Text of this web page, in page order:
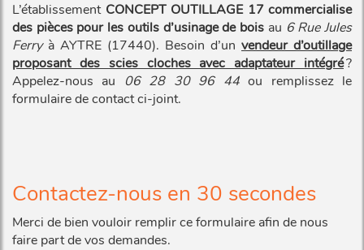
L’établissement CONCEPT OUTILLAGE 17 commercialise
des pièces pour les outils d’usinage de bois au 6 Rue Jules
Ferryà AYTRE (17440). Besoin d’un vendeur d’outillage
proposant des scies cloches avec adaptateur intégré?
Appelez-nous au 06 28 30 96 44ou remplissez le
formulaire de contact ci-joint.
Contactez-nous en 30 secondes
Merci de bien vouloir remplir ce formulaire afin de nous
faire part de vos demandes.